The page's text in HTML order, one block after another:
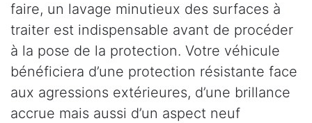
faire, un lavage minutieux des surfaces à
traiter est indispensable avant de procéder
à la pose de la protection. Votre véhicule
bénéficiera d’une protection résistante face
aux agressions extérieures, d’une brillance
accrue mais aussi d’un aspect neuf